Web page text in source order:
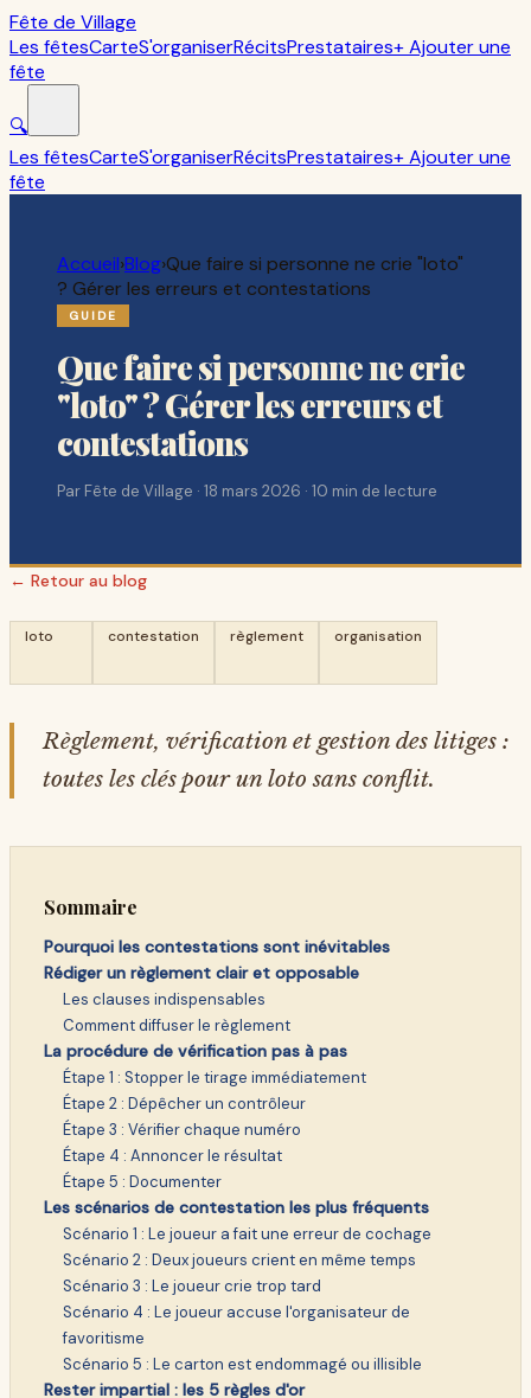
Fête de Village
Les fêtesCarteS'organiserRécitsPrestataires+ Ajouter une
fête
🔍
Les fêtesCarteS'organiserRécitsPrestataires+ Ajouter une
fête
Accueil›Blog›Que faire si personne ne crie "loto"
? Gérer les erreurs et contestations
GUIDE
Que faire si personne ne crie
"loto" ? Gérer les erreurs et
contestations
Par Fête de Village · 18 mars 2026 · 10 min de lecture
← Retour au blog
loto contestation règlement organisation
Règlement, vérification et gestion des litiges :
toutes les clés pour un loto sans conflit.
Sommaire
Pourquoi les contestations sont inévitables
Rédiger un règlement clair et opposable
Les clauses indispensables
Comment diffuser le règlement
La procédure de vérification pas à pas
Étape 1 : Stopper le tirage immédiatement
Étape 2 : Dépêcher un contrôleur
Étape 3 : Vérifier chaque numéro
Étape 4 : Annoncer le résultat
Étape 5 : Documenter
Les scénarios de contestation les plus fréquents
Scénario 1 : Le joueur a fait une erreur de cochage
Scénario 2 : Deux joueurs crient en même temps
Scénario 3 : Le joueur crie trop tard
Scénario 4 : Le joueur accuse l'organisateur de
favoritisme
Scénario 5 : Le carton est endommagé ou illisible
Rester impartial : les 5 règles d'or